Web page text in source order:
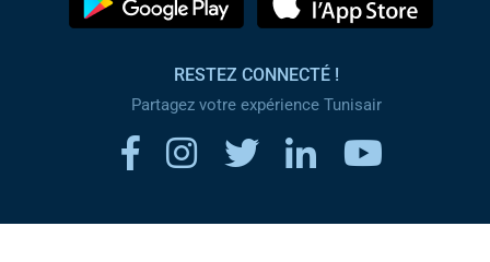
RESTEZ CONNECTÉ !
Partagez votre expérience Tunisair